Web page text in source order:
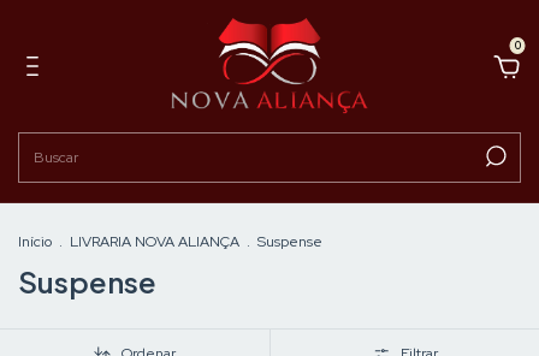
0
Início . LIVRARIA NOVA ALIANÇA . Suspense
Suspense